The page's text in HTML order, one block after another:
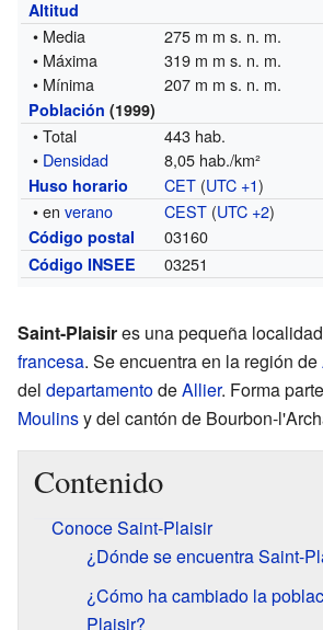
Altitud
• Media
275 m m s. n. m.
• Máxima
319 m m s. n. m.
• Mínima
207 m m s. n. m.
Población (1999)
• Total
443 hab.
• Densidad 8,05 hab./km²
Huso horario CET (UTC +1)
• enverano CEST (UTC +2)
Código postal 03160
Código INSEE 03251
Saint-Plaisires una pequeña
francesa. Se encuentra en la región de
del departamentodeAllier. Forma
Moulinsy del cantón de Bourbon-
Contenido
Conoce Saint-Plaisir
¿Dónde se encuentra Saint-
¿Cómo ha cambiado la
Plaisir?